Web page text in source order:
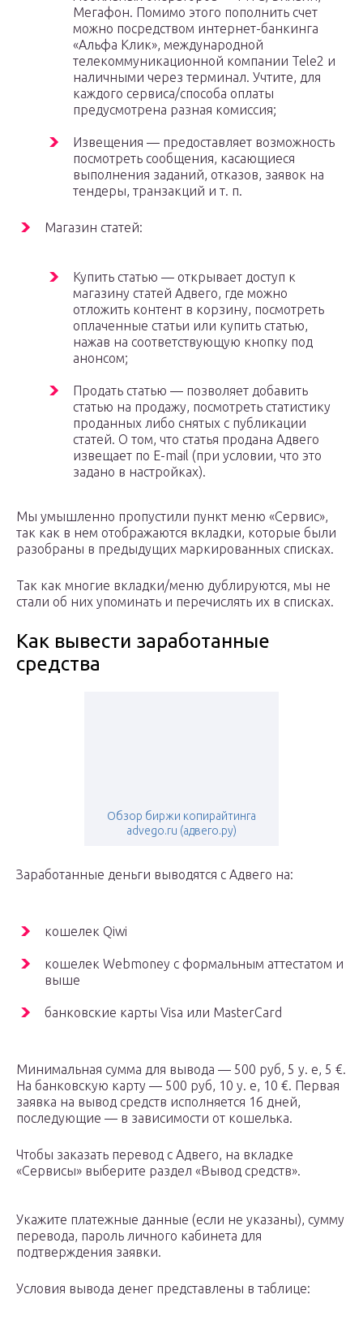
Мегафон. Помимо этого пополнить счет
можно посредством интернет-банкинга
«Альфа Клик», международной
телекоммуникационной компании Tele2 и
наличными через терминал. Учтите, для
каждого сервиса/способа оплаты
предусмотрена разная комиссия;
Извещения — предоставляет возможность
посмотреть сообщения, касающиеся
выполнения заданий, отказов, заявок на
тендеры, транзакций и т. п.
Магазин статей:
Купить статью — открывает доступ к
магазину статей Адвего, где можно
отложить контент в корзину, посмотреть
оплаченные статьи или купить статью,
нажав на соответствующую кнопку под
анонсом;
Продать статью — позволяет добавить
статью на продажу, посмотреть статистику
проданных либо снятых с публикации
статей. О том, что статья продана Адвего
извещает по E-mail (при условии, что это
задано в настройках).
Мы умышленно пропустили пункт меню «Сервис»,
так как в нем отображаются вкладки, которые были
разобраны в предыдущих маркированных списках.
Так как многие вкладки/меню дублируются, мы не
стали об них упоминать и перечислять их в списках.
Как вывести заработанные
средства
Обзор биржи копирайтинга
advego.ru (адвего.ру)
Заработанные деньги выводятся с Адвего на:
кошелек Qiwi
кошелек Webmoney с формальным аттестатом и
выше
банковские карты Visa или MasterCard
Минимальная сумма для вывода — 500 руб, 5 у. е, 5 €.
На банковскую карту — 500 руб, 10 у. е, 10 €. Первая
заявка на вывод средств исполняется 16 дней,
последующие — в зависимости от кошелька.
Чтобы заказать перевод с Адвего, на вкладке
«Сервисы» выберите раздел «Вывод средств».
Укажите платежные данные (если не указаны), сумму
перевода, пароль личного кабинета для
подтверждения заявки.
Условия вывода денег представлены в таблице: